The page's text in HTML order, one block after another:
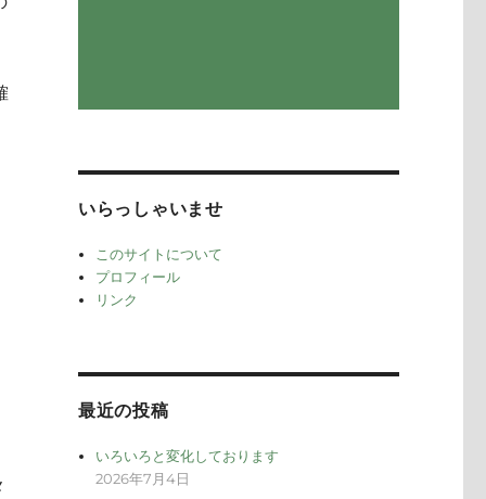
いらっしゃいませ
このサイトについて
プロフィール
リンク
最近の投稿
いろいろと変化しております
2026年7月4日